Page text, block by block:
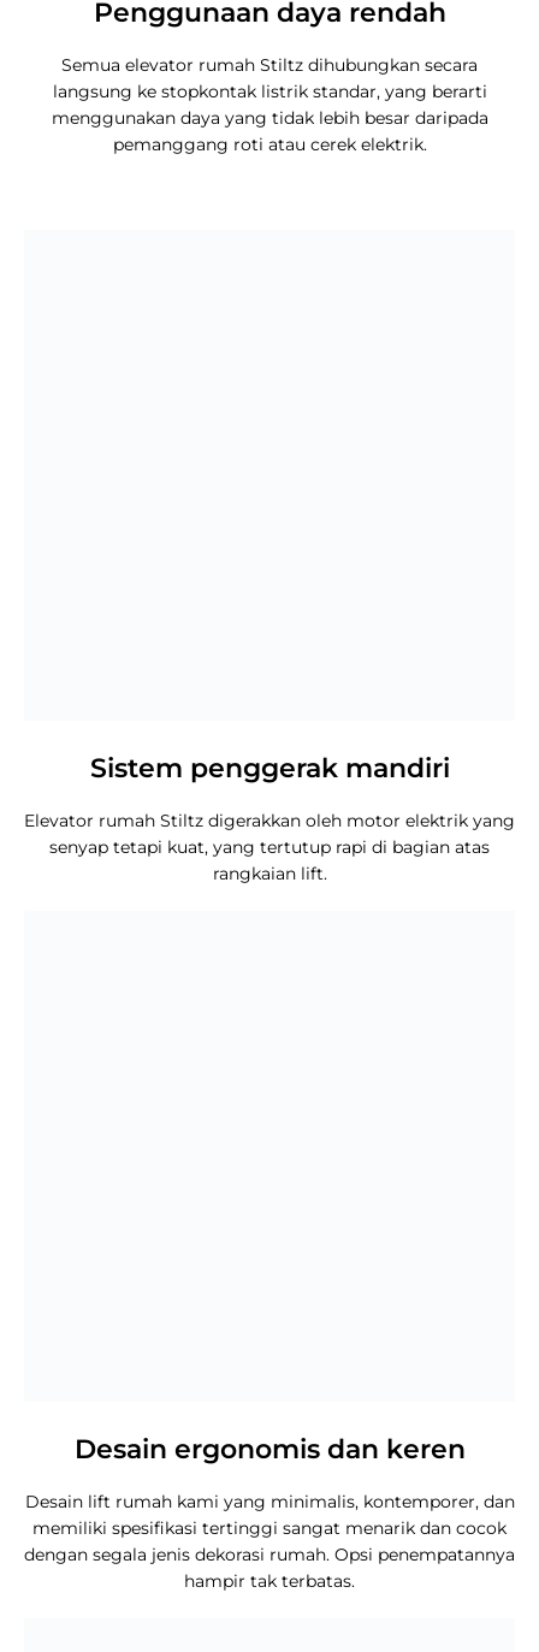
Penggunaan daya rendah
Semua elevator rumah Stiltz dihubungkan secara
langsung ke stopkontak listrik standar, yang berarti
menggunakan daya yang tidak lebih besar daripada
pemanggang roti atau cerek elektrik.
Sistem penggerak mandiri
Elevator rumah Stiltz digerakkan oleh motor elektrik yang
senyap tetapi kuat, yang tertutup rapi di bagian atas
rangkaian lift.
Desain ergonomis dan keren
Desain lift rumah kami yang minimalis, kontemporer, dan
memiliki spesifikasi tertinggi sangat menarik dan cocok
dengan segala jenis dekorasi rumah. Opsi penempatannya
hampir tak terbatas.